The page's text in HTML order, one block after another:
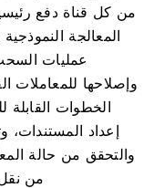
من كل قناة دفع
المعالجة
عمليات
وإصلاحها للمعاملات
الخطوات القابلة
إعداد
والتحقق من حالة
من